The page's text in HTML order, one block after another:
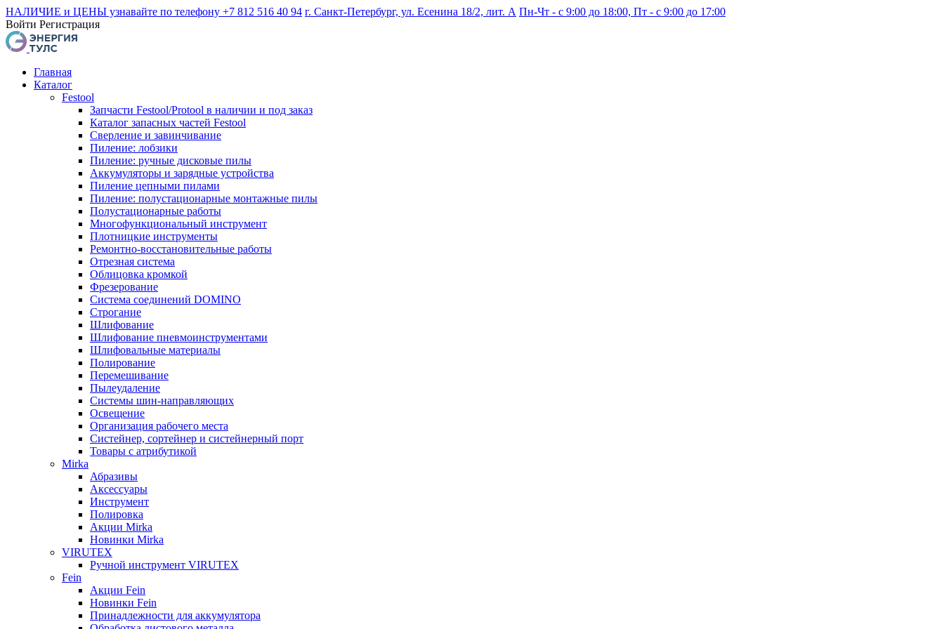
НАЛИЧИЕ и ЦЕНЫ узнавайте по телефону +7 812 516 40 94 г. Санкт-Петербург, ул. Есенина 18/2, лит. А Пн-Чт - с 9:00 до 18:00, Пт - с 9:00 до 17:00
Войти Регистрация
Главная
Каталог
Festool
Запчасти Festool/Protool в наличии и под заказ
Каталог запасных частей Festool
Сверление и завинчивание
Пиление: лобзики
Пиление: ручные дисковые пилы
Аккумуляторы и зарядные устройства
Пиление цепными пилами
Пиление: полустационарные монтажные пилы
Полустационарные работы
Многофункциональный инструмент
Плотницкие инструменты
Ремонтно-восстановительные работы
Отрезная система
Облицовка кромкой
Фрезерование
Система соединений DOMINO
Строгание
Шлифование
Шлифование пневмоинструментами
Шлифовальные материалы
Полирование
Перемешивание
Пылеудаление
Системы шин-направляющих
Освещение
Организация рабочего места
Систейнер, сортейнер и систейнерный порт
Товары с атрибутикой
Mirka
Абразивы
Аксессуары
Инструмент
Полировка
Акции Mirka
Новинки Mirka
VIRUTEX
Ручной инструмент VIRUTEX
Fein
Акции Fein
Новинки Fein
Принадлежности для аккумулятора